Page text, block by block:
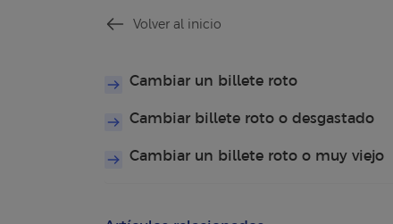
Volver al inicio
Cambiar un billete roto
Cambiar billete roto o desgastado
Cambiar un billete roto o muy viejo